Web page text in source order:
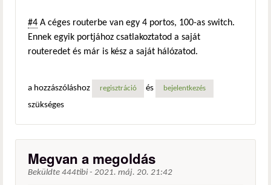
#4 A céges routerbe van egy 4 portos, 100-as switch.
Ennek egyik portjához csatlakoztatod a saját
routeredet és már is kész a saját hálózatod.
a hozzászóláshoz regisztráció és bejelentkezés
szükséges
Megvan a megoldás
Beküldte 444tibi - 2021. máj. 20. 21:42